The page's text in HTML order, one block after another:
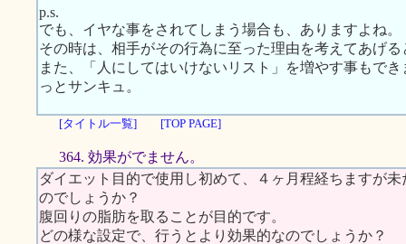
p.s.
でも、イヤな事をされてしまう場合も、ありますよね。
その時は、相手がその行為に至った理由を考えてあげ
また、「人にしてはいけないリスト」を増やす事もで
っとサンキュ。
[タイトル一覧] [TOP PAGE]
364. 効果がでません。
ダイエット目的で使用し初めて、４ヶ月程経ちますが
のでしょうか？
腹回りの脂肪を取ることが目的です。
どの様な設定で、行うとより効果的なのでしょうか？